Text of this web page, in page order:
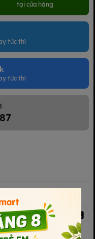
tại cửa hàng
tức thì
tức thì
Chia sẻ